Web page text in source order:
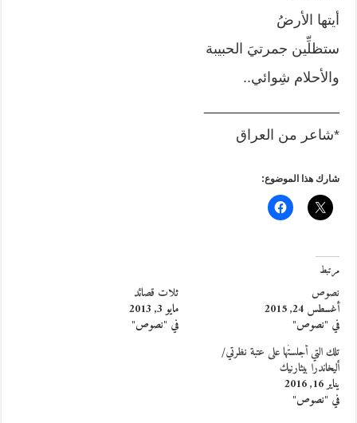
أيتها الأرضُ
ستظلِّين جمرتيَ الحبيبة
والأحلام شِوائي..
*شاعر من العراق
شارك هذا الموضوع:
مرتبط
نصوص
أغسطس 24, 2015
في "نصوص"
ثلات قصائد
مايو 3, 2013
في "نصوص"
تلك التي أجلستُها على عتبة نظرتي/
أليخاندرا بيثارنيك
يناير 16, 2016
في "نصوص"